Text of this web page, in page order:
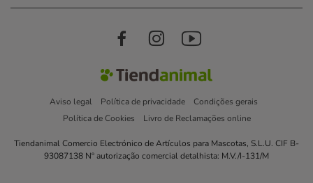
Aviso legal Política de privacidade
Condições gerais
Política de Cookies
Livro de Reclamações online
Tiendanimal Comercio Electrónico de Artículos para Mascotas, S.L.U. CIF B-
93087138 Nº autorização comercial detalhista: M.V./I-131/M